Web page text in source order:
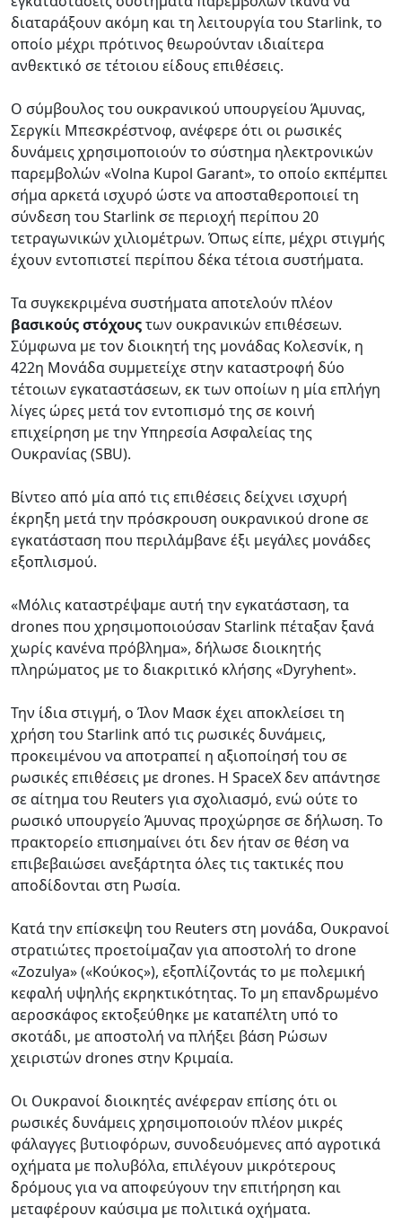
διαταράξουν ακόμη και τη λειτουργία του Starlink, το
οποίο μέχρι πρότινος θεωρούνταν ιδιαίτερα
ανθεκτικό σε τέτοιου είδους επιθέσεις.
Ο σύμβουλος του ουκρανικού υπουργείου Άμυνας,
Σεργκίι Μπεσκρέστνοφ, ανέφερε ότι οι ρωσικές
δυνάμεις χρησιμοποιούν το σύστημα ηλεκτρονικών
παρεμβολών «Volna Kupol Garant», το οποίο εκπέμπει
σήμα αρκετά ισχυρό ώστε να αποσταθεροποιεί τη
σύνδεση του Starlink σε περιοχή περίπου 20
τετραγωνικών χιλιομέτρων. Όπως είπε, μέχρι στιγμής
έχουν εντοπιστεί περίπου δέκα τέτοια συστήματα.
Τα συγκεκριμένα συστήματα αποτελούν πλέον
βασικούς στόχουςτων ουκρανικών επιθέσεων.
Σύμφωνα με τον διοικητή της μονάδας Κολεσνίκ, η
422η Μονάδα συμμετείχε στην καταστροφή δύο
τέτοιων εγκαταστάσεων, εκ των οποίων η μία επλήγη
λίγες ώρες μετά τον εντοπισμό της σε κοινή
επιχείρηση με την Υπηρεσία Ασφαλείας της
Ουκρανίας (SBU).
Βίντεο από μία από τις επιθέσεις δείχνει ισχυρή
έκρηξη μετά την πρόσκρουση ουκρανικού drone σε
εγκατάσταση που περιλάμβανε έξι μεγάλες μονάδες
εξοπλισμού.
«Μόλις καταστρέψαμε αυτή την εγκατάσταση, τα
drones που χρησιμοποιούσαν Starlink πέταξαν ξανά
χωρίς κανένα πρόβλημα», δήλωσε διοικητής
πληρώματος με το διακριτικό κλήσης «Dyryhent».
Την ίδια στιγμή, ο Ίλον Μασκ έχει αποκλείσει τη
χρήση του Starlink από τις ρωσικές δυνάμεις,
προκειμένου να αποτραπεί η αξιοποίησή του σε
ρωσικές επιθέσεις με drones. Η SpaceX δεν απάντησε
σε αίτημα του Reuters για σχολιασμό, ενώ ούτε το
ρωσικό υπουργείο Άμυνας προχώρησε σε δήλωση. Το
πρακτορείο επισημαίνει ότι δεν ήταν σε θέση να
επιβεβαιώσει ανεξάρτητα όλες τις τακτικές που
αποδίδονται στη Ρωσία.
Κατά την επίσκεψη του Reuters στη μονάδα, Ουκρανοί
στρατιώτες προετοίμαζαν για αποστολή το drone
«Zozulya» («Κούκος»), εξοπλίζοντάς το με πολεμική
κεφαλή υψηλής εκρηκτικότητας. Το μη επανδρωμένο
αεροσκάφος εκτοξεύθηκε με καταπέλτη υπό το
σκοτάδι, με αποστολή να πλήξει βάση Ρώσων
χειριστών drones στην Κριμαία.
Οι Ουκρανοί διοικητές ανέφεραν επίσης ότι οι
ρωσικές δυνάμεις χρησιμοποιούν πλέον μικρές
φάλαγγες βυτιοφόρων, συνοδευόμενες από αγροτικά
οχήματα με πολυβόλα, επιλέγουν μικρότερους
δρόμους για να αποφεύγουν την επιτήρηση και
μεταφέρουν καύσιμα με πολιτικά οχήματα.